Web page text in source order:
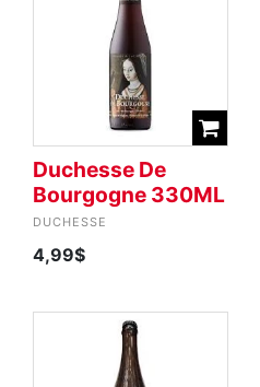
Duchesse De
Bourgogne 330ML
DUCHESSE
4,99$